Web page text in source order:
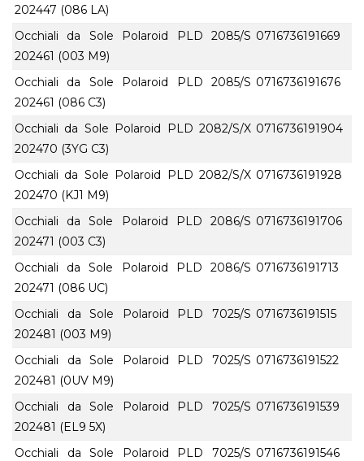
202447 (086 LA)
Occhiali da Sole Polaroid PLD 2085/S
202461 (003 M9)
0716736191669
Occhiali da Sole Polaroid PLD 2085/S
202461 (086 C3)
0716736191676
Occhiali da Sole Polaroid PLD 2082/S/X
202470 (3YG C3)
0716736191904
Occhiali da Sole Polaroid PLD 2082/S/X
202470 (KJ1 M9)
0716736191928
Occhiali da Sole Polaroid PLD 2086/S
202471 (003 C3)
0716736191706
Occhiali da Sole Polaroid PLD 2086/S
202471 (086 UC)
0716736191713
Occhiali da Sole Polaroid PLD 7025/S
202481 (003 M9)
0716736191515
Occhiali da Sole Polaroid PLD 7025/S
202481 (0UV M9)
0716736191522
Occhiali da Sole Polaroid PLD 7025/S
202481 (EL9 5X)
0716736191539
Occhiali da Sole Polaroid PLD 7025/S 0716736191546